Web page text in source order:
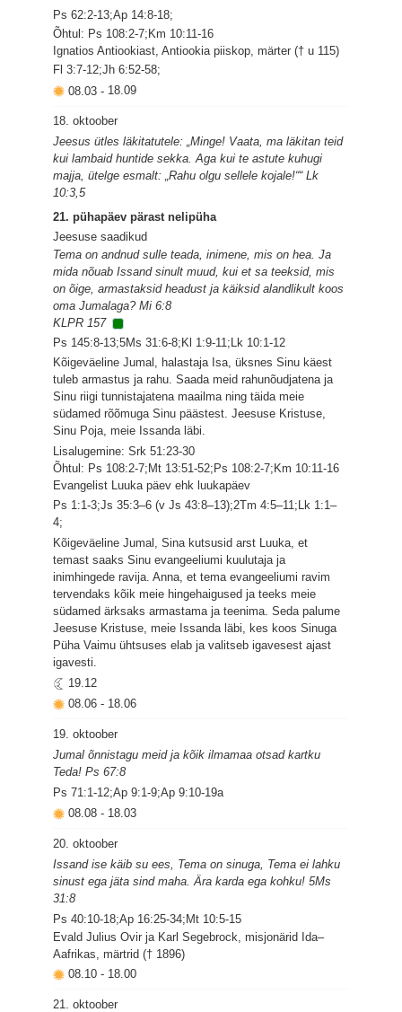
Ps 62:2-13;Ap 14:8-18;
Õhtul: Ps 108:2-7;Km 10:11-16
Ignatios Antiookiast, Antiookia piiskop, märter († u 115)
Fl 3:7-12;Jh 6:52-58;
08.03- 18.09
18. oktoober
Jeesus ütles läkitatutele: „Minge! Vaata, ma läkitan teid
kui lambaid huntide sekka. Aga kui te astute kuhugi
majja, ütelge esmalt: „Rahu olgu sellele kojale!““ Lk
10:3,5
21. pühapäev pärast nelipüha
Jeesuse saadikud
Tema on andnud sulle teada, inimene, mis on hea. Ja
mida nõuab Issand sinult muud, kui et sa teeksid, mis
on õige, armastaksid headust ja käiksid alandlikult koos
oma Jumalaga? Mi 6:8
KLPR 157
Ps 145:8-13;5Ms 31:6-8;Kl 1:9-11;Lk 10:1-12
Kõigeväeline Jumal, halastaja Isa, üksnes Sinu käest
tuleb armastus ja rahu. Saada meid rahunõudjatena ja
Sinu riigi tunnistajatena maailma ning täida meie
südamed rõõmuga Sinu päästest. Jeesuse Kristuse,
Sinu Poja, meie Issanda läbi.
Lisalugemine: Srk 51:23-30
Õhtul: Ps 108:2-7;Mt 13:51-52;Ps 108:2-7;Km 10:11-16
Evangelist Luuka päev ehk luukapäev
Ps 1:1-3;Js 35:3–6 (v Js 43:8–13);2Tm 4:5–11;Lk 1:1–
4;
Kõigeväeline Jumal, Sina kutsusid arst Luuka, et
temast saaks Sinu evangeeliumi kuulutaja ja
inimhingede ravija. Anna, et tema evangeeliumi ravim
tervendaks kõik meie hingehaigused ja teeks meie
südamed ärksaks armastama ja teenima. Seda palume
Jeesuse Kristuse, meie Issanda läbi, kes koos Sinuga
Püha Vaimu ühtsuses elab ja valitseb igavesest ajast
igavesti.
19.12
08.06- 18.06
19. oktoober
Jumal õnnistagu meid ja kõik ilmamaa otsad kartku
Teda! Ps 67:8
Ps 71:1-12;Ap 9:1-9;Ap 9:10-19a
08.08- 18.03
20. oktoober
Issand ise käib su ees, Tema on sinuga, Tema ei lahku
sinust ega jäta sind maha. Ära karda ega kohku! 5Ms
31:8
Ps 40:10-18;Ap 16:25-34;Mt 10:5-15
Evald Julius Ovir ja Karl Segebrock, misjonärid Ida–
Aafrikas, märtrid († 1896)
08.10- 18.00
21. oktoober